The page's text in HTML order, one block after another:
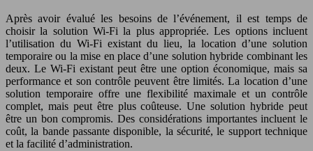
Après avoir évalué les besoins de l’événement, il est temps de
choisir la solution Wi-Fi la plus appropriée. Les options incluent
l’utilisation du Wi-Fi existant du lieu, la location d’une solution
temporaire ou la mise en place d’une solution hybride combinant les
deux. Le Wi-Fi existant peut être une option économique, mais sa
performance et son contrôle peuvent être limités. La location d’une
solution temporaire offre une flexibilité maximale et un contrôle
complet, mais peut être plus coûteuse. Une solution hybride peut
être un bon compromis. Des considérations importantes incluent le
coût, la bande passante disponible, la sécurité, le support technique
et la facilité d’administration.